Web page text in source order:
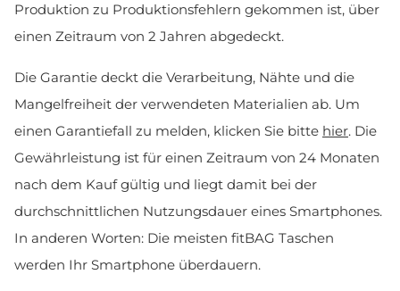
Produktion zu Produktionsfehlern gekommen ist, über
einen Zeitraum von 2 Jahren abgedeckt.
Die Garantie deckt die Verarbeitung, Nähte und die
Mangelfreiheit der verwendeten Materialien ab. Um
einen Garantiefall zu melden, klicken Sie bitte hier. Die
Gewährleistung ist für einen Zeitraum von 24 Monaten
nach dem Kauf gültig und liegt damit bei der
durchschnittlichen Nutzungsdauer eines Smartphones.
In anderen Worten: Die meisten fitBAG Taschen
werden Ihr Smartphone überdauern.